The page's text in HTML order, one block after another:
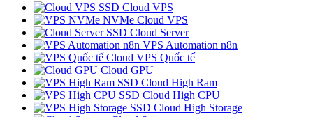
SSD Cloud VPS
NVMe Cloud VPS
SSD Cloud Server
VPS Automation n8n
Cloud VPS Quốc tế
Cloud GPU
SSD Cloud High Ram
SSD Cloud High CPU
SSD Cloud High Storage